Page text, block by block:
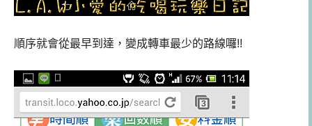
順序就會從最早到達，變成轉車最少的路線囉!!